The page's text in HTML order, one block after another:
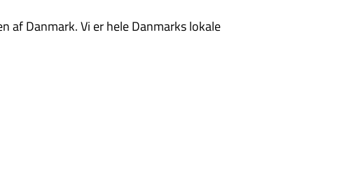
af Danmark. Vi er hele Danmarks lokale